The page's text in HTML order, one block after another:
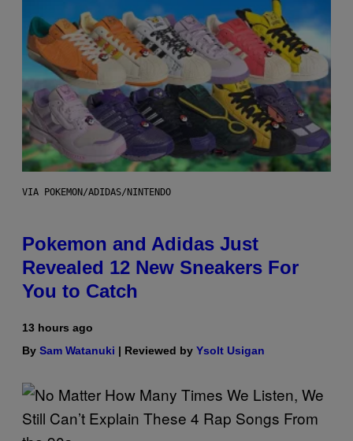
VIA POKEMON/ADIDAS/NINTENDO
Pokemon and Adidas Just
Revealed 12 New Sneakers For
You to Catch
13 hours ago
By Sam Watanuki | Reviewed by Ysolt Usigan